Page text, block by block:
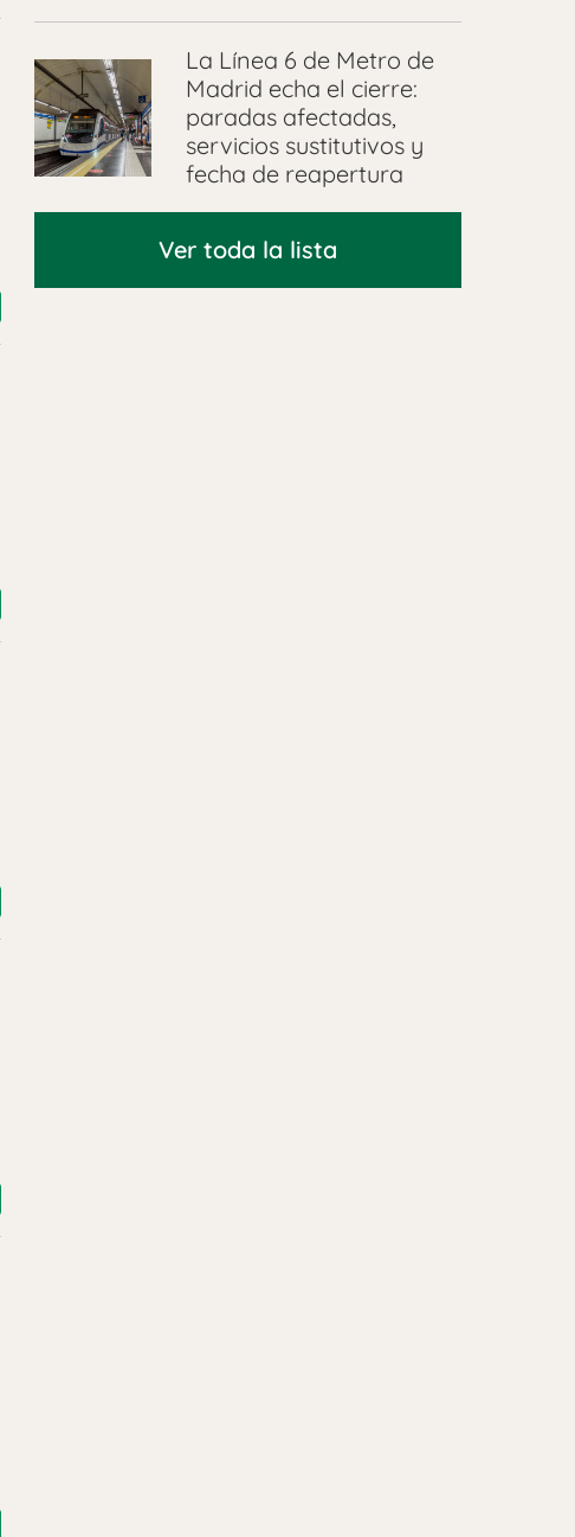
La Línea 6 de Metro de
Madrid echa el cierre:
paradas afectadas,
servicios sustitutivos y
fecha de reapertura
Ver toda la lista